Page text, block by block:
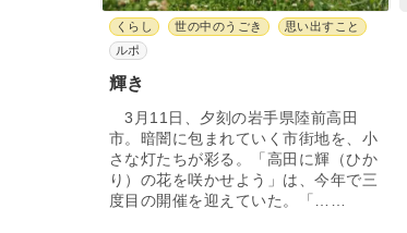
くらし 世の中のうごき
思い出すこと
ルポ
輝き
3月11日、夕刻の岩手県陸前高田
市。暗闇に包まれていく市街地を、小
さな灯たちが彩る。「高田に輝（ひか
り）の花を咲かせよう」は、今年で三
度目の開催を迎えていた。「……